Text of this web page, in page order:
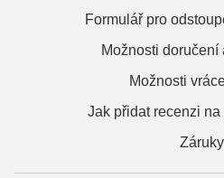
Formulář pro
Možnosti doručení
Možnosti
Jak přidat recenzi
Záruky